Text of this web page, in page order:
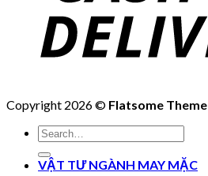
Copyright 2026 © Flatsome Theme
Search
for:
VẬT TƯ NGÀNH MAY MẶC